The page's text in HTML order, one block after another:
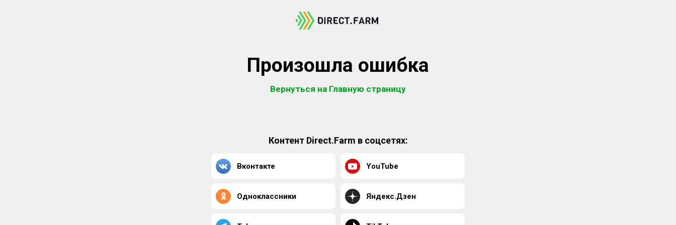
Произошла ошибка
Вернуться на Главную страницу
Контент Direct.Farm в соцсетях:
Вконтакте YouTube
Одноклассники Яндекс.Дзен